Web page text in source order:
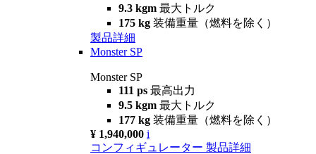
9.3 kgm 最大トルク
175 kg 装備重量（燃料を除く）
製品詳細
Monster SP
Monster SP
111 ps 最高出力
9.5 kgm 最大トルク
177 kg 装備重量（燃料を除く）
¥ 1,940,000 i
コンフィギュレーター 製品詳細